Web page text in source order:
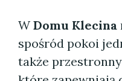
WDomu Klecina
spośród pokoi
także